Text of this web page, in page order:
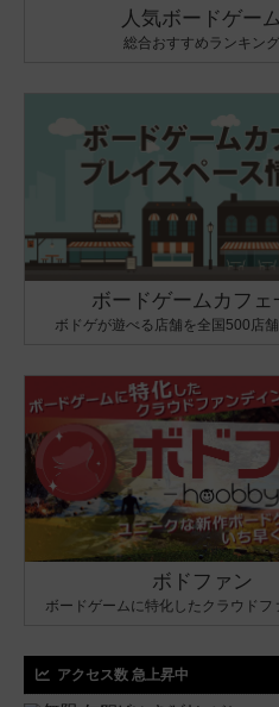
人気ボードゲー
総合おすすめランキング
ボードゲームカフェ
ボドゲが遊べる店舗を全国500店
ボドファン
ボードゲームに特化したクラウドフ
アクセス数 急上昇中